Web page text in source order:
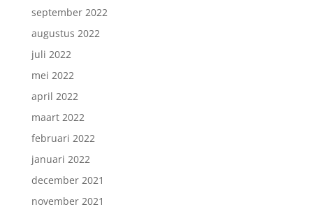
september 2022
augustus 2022
juli 2022
mei 2022
april 2022
maart 2022
februari 2022
januari 2022
december 2021
november 2021